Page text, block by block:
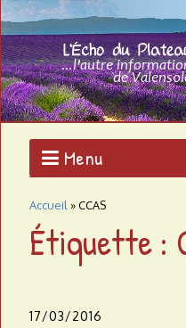
Aller
au
contenu
principal
L
'
É
c
h
o
u
L'AUTRE
INFORMATION
DE
VALENSOLE
Menu
Accueil »CCAS
Étiquette :
17/03/2016